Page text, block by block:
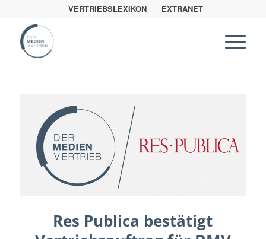
VERTRIEBSLEXIKON EXTRANET
Res Publica bestätigt